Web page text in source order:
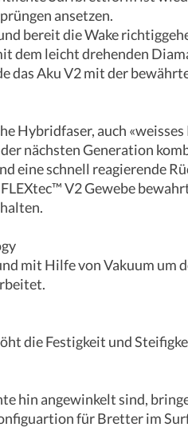
ansetzen.
bereit die Wake
dem leicht drehenden
das Aku V2 mit der
Hybridfaser, auch
nächsten Generation
eine schnell reagierende
V2 Gewebe
mit Hilfe von Vakuum um
die Festigkeit und
hin angewinkelt sind,
für Bretter im